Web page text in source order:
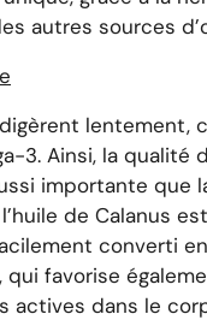
autres sources
lentement,
3. Ainsi, la qualité
importante que
de Calanus
converti en
qui favorise
actives dans le